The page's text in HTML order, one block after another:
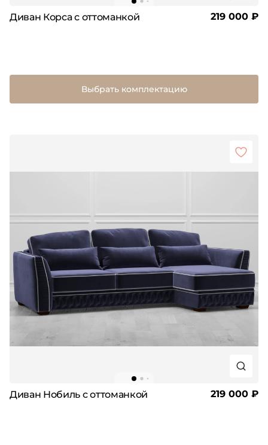
Диван Корса с оттоманкой 219 000 ₽
Выбрать комплектацию
Диван Нобиль с оттоманкой 219 000 ₽